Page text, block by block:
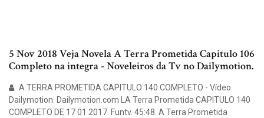
5 Nov 2018 Veja Novela A Terra Prometida Capitulo 106
Completo na integra - Noveleiros da Tv no Dailymotion.
A TERRA PROMETIDA CAPITULO 140 COMPLETO - Vídeo
Dailymotion. Dailymotion.com LA Terra Prometida CAPITULO 140
COMPLETO DE 17 01 2017. Funtv. 45:48. A Terra Prometida